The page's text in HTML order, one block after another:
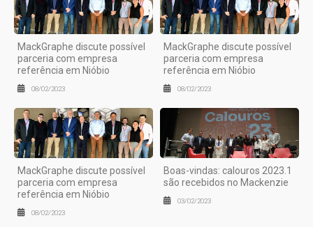
MackGraphe discute possível
parceria com empresa
referência em Nióbio
08/02/2023
MackGraphe discute possível
parceria com empresa
referência em Nióbio
08/02/2023
MackGraphe discute possível
parceria com empresa
referência em Nióbio
08/02/2023
Boas-vindas: calouros 2023.1
são recebidos no Mackenzie
03/02/2023